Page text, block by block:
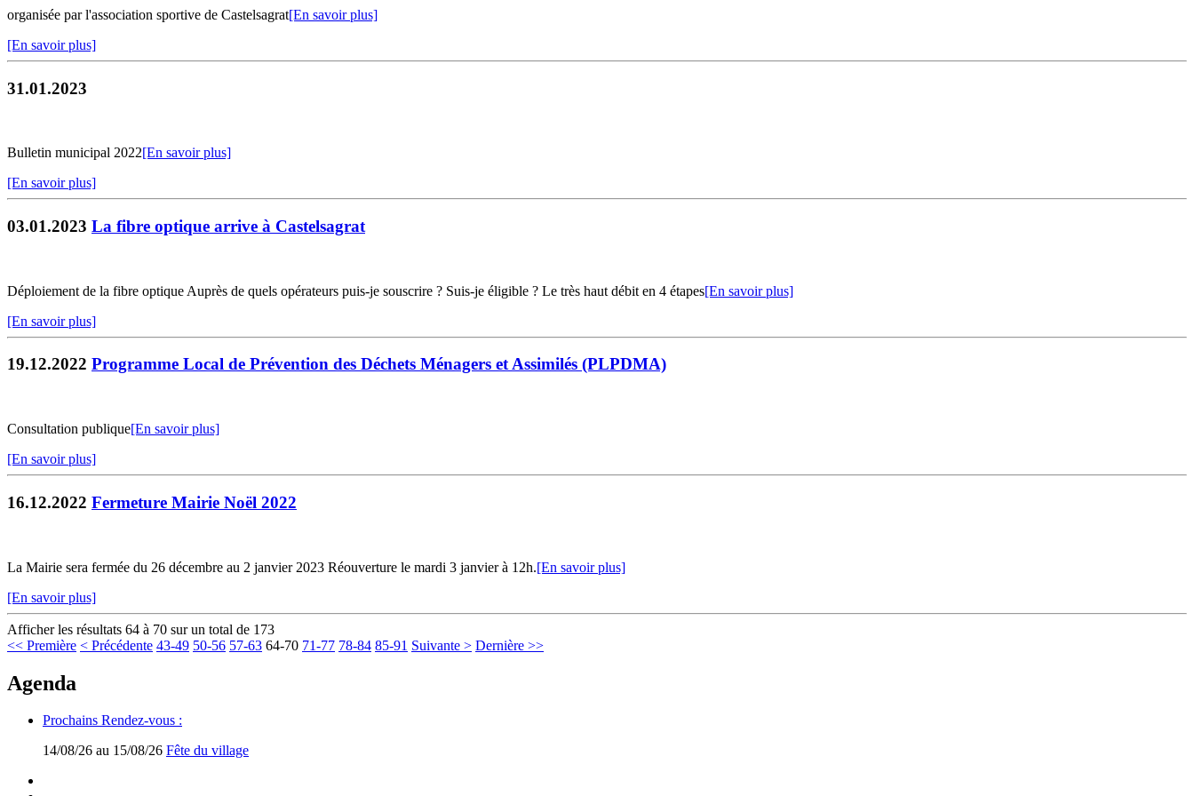
organisée par l'association sportive de Castelsagrat[En savoir plus]
[En savoir plus]
31.01.2023
Bulletin municipal 2022[En savoir plus]
[En savoir plus]
03.01.2023 La fibre optique arrive à Castelsagrat
Déploiement de la fibre optique Auprès de quels opérateurs puis-je souscrire ? Suis-je éligible ? Le très haut débit en 4 étapes[En savoir plus]
[En savoir plus]
19.12.2022 Programme Local de Prévention des Déchets Ménagers et Assimilés (PLPDMA)
Consultation publique[En savoir plus]
[En savoir plus]
16.12.2022 Fermeture Mairie Noël 2022
La Mairie sera fermée du 26 décembre au 2 janvier 2023 Réouverture le mardi 3 janvier à 12h.[En savoir plus]
[En savoir plus]
Afficher les résultats 64 à 70 sur un total de 173
<< Première < Précédente 43-49 50-56 57-63 64-70 71-77 78-84 85-91 Suivante > Dernière >>
Agenda
Prochains Rendez-vous :
14/08/26 au 15/08/26 Fête du village